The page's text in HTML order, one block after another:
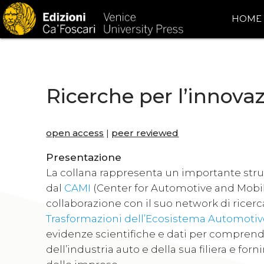
HOME
Ricerche per
open access | peer reviewed
Presentazione
La collana rappresenta un importante
dal CAMI (Center for Automotive and
collaborazione con il suo network di
Trasformazioni dell’Ecosistema
evidenze scientifiche e dati per
dell’industria auto e della sua filiera e